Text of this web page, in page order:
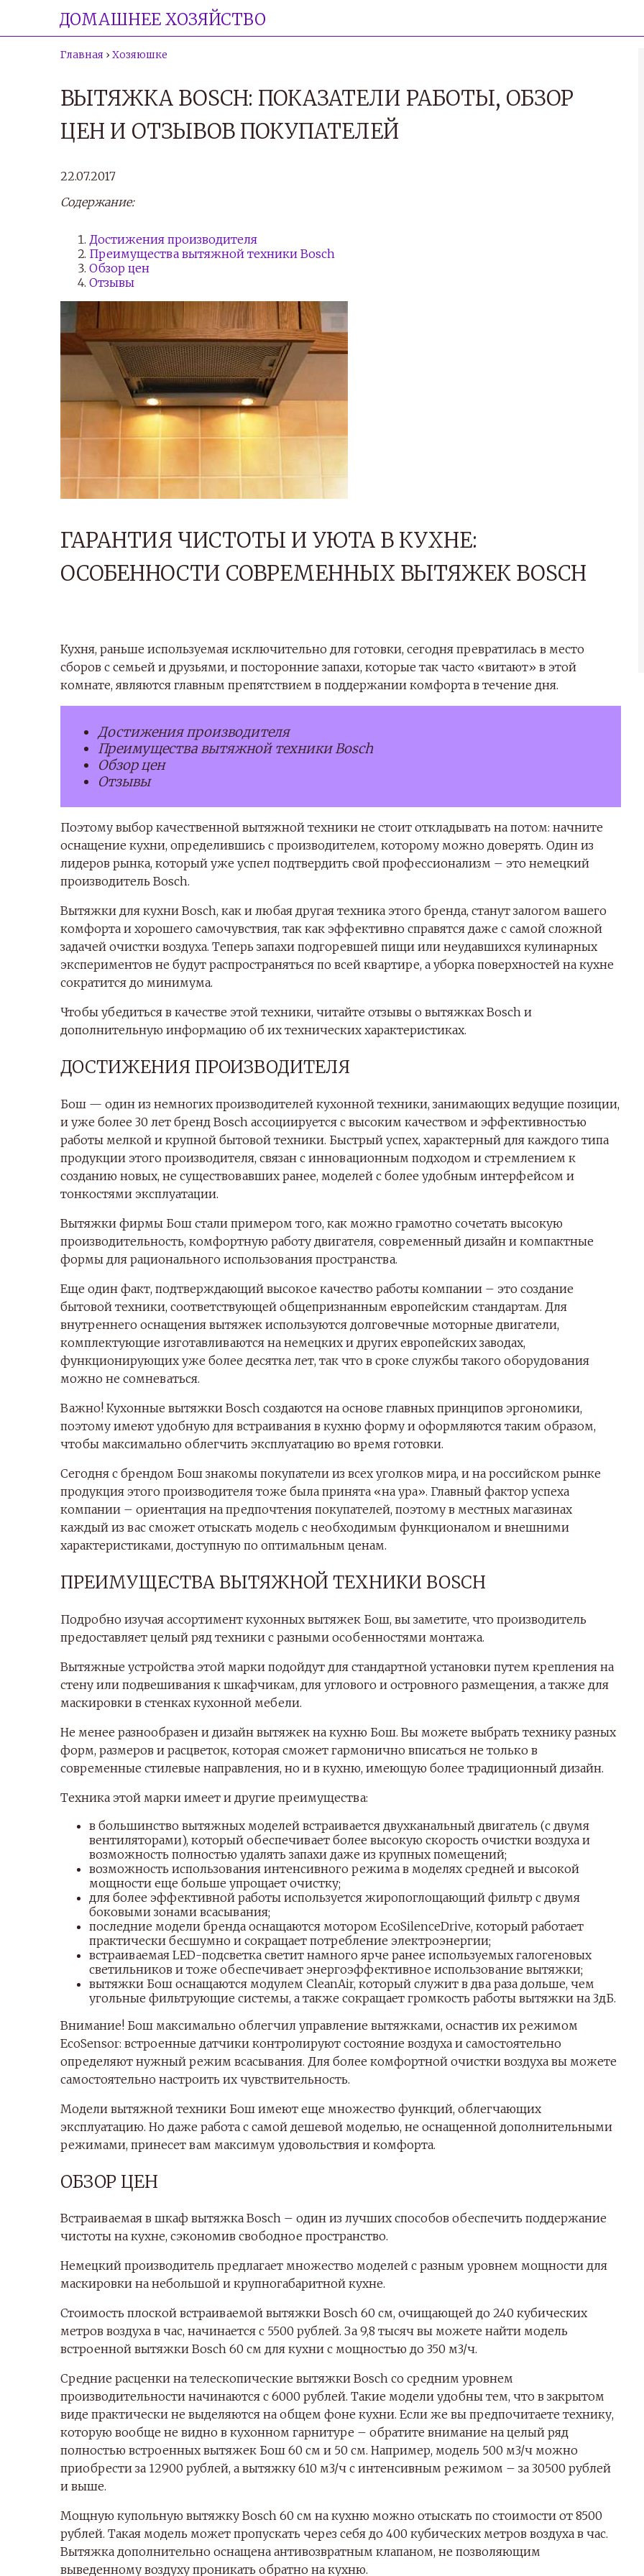
ДОМАШНЕЕ ХОЗЯЙСТВО
Главная › Хозяюшке
ВЫТЯЖКА BOSCH: ПОКАЗАТЕЛИ РАБОТЫ, ОБЗОР
ЦЕН И ОТЗЫВОВ ПОКУПАТЕЛЕЙ
22.07.2017
Содержание:
Достижения производителя
Преимущества вытяжной техники Bosch
Обзор цен
Отзывы
ГАРАНТИЯ ЧИСТОТЫ И УЮТА В КУХНЕ:
ОСОБЕННОСТИ СОВРЕМЕННЫХ ВЫТЯЖЕК BOSCH
Кухня, раньше используемая исключительно для готовки, сегодня превратилась в место
сборов с семьей и друзьями, и посторонние запахи, которые так часто «витают» в этой
комнате, являются главным препятствием в поддержании комфорта в течение дня.
Достижения производителя
Преимущества вытяжной техники Bosch
Обзор цен
Отзывы
Поэтому выбор качественной вытяжной техники не стоит откладывать на потом: начните
оснащение кухни, определившись с производителем, которому можно доверять. Один из
лидеров рынка, который уже успел подтвердить свой профессионализм – это немецкий
производитель Bosch.
Вытяжки для кухни Bosch, как и любая другая техника этого бренда, станут залогом вашего
комфорта и хорошего самочувствия, так как эффективно справятся даже с самой сложной
задачей очистки воздуха. Теперь запахи подгоревшей пищи или неудавшихся кулинарных
экспериментов не будут распространяться по всей квартире, а уборка поверхностей на кухне
сократится до минимума.
Чтобы убедиться в качестве этой техники, читайте отзывы о вытяжках Bosch и
дополнительную информацию об их технических характеристиках.
ДОСТИЖЕНИЯ ПРОИЗВОДИТЕЛЯ
Бош — один из немногих производителей кухонной техники, занимающих ведущие позиции,
и уже более 30 лет бренд Bosch ассоциируется с высоким качеством и эффективностью
работы мелкой и крупной бытовой техники. Быстрый успех, характерный для каждого типа
продукции этого производителя, связан с инновационным подходом и стремлением к
созданию новых, не существовавших ранее, моделей с более удобным интерфейсом и
тонкостями эксплуатации.
Вытяжки фирмы Бош стали примером того, как можно грамотно сочетать высокую
производительность, комфортную работу двигателя, современный дизайн и компактные
формы для рационального использования пространства.
Еще один факт, подтверждающий высокое качество работы компании – это создание
бытовой техники, соответствующей общепризнанным европейским стандартам. Для
внутреннего оснащения вытяжек используются долговечные моторные двигатели,
комплектующие изготавливаются на немецких и других европейских заводах,
функционирующих уже более десятка лет, так что в сроке службы такого оборудования
можно не сомневаться.
Важно! Кухонные вытяжки Bosch создаются на основе главных принципов эргономики,
поэтому имеют удобную для встраивания в кухню форму и оформляются таким образом,
чтобы максимально облегчить эксплуатацию во время готовки.
Сегодня с брендом Бош знакомы покупатели из всех уголков мира, и на российском рынке
продукция этого производителя тоже была принята «на ура». Главный фактор успеха
компании – ориентация на предпочтения покупателей, поэтому в местных магазинах
каждый из вас сможет отыскать модель с необходимым функционалом и внешними
характеристиками, доступную по оптимальным ценам.
ПРЕИМУЩЕСТВА ВЫТЯЖНОЙ ТЕХНИКИ BOSCH
Подробно изучая ассортимент кухонных вытяжек Бош, вы заметите, что производитель
предоставляет целый ряд техники с разными особенностями монтажа.
Вытяжные устройства этой марки подойдут для стандартной установки путем крепления на
стену или подвешивания к шкафчикам, для углового и островного размещения, а также для
маскировки в стенках кухонной мебели.
Не менее разнообразен и дизайн вытяжек на кухню Бош. Вы можете выбрать технику разных
форм, размеров и расцветок, которая сможет гармонично вписаться не только в
современные стилевые направления, но и в кухню, имеющую более традиционный дизайн.
Техника этой марки имеет и другие преимущества:
в большинство вытяжных моделей встраивается двухканальный двигатель (с двумя
вентиляторами), который обеспечивает более высокую скорость очистки воздуха и
возможность полностью удалять запахи даже из крупных помещений;
возможность использования интенсивного режима в моделях средней и высокой
мощности еще больше упрощает очистку;
для более эффективной работы используется жиропоглощающий фильтр с двумя
боковыми зонами всасывания;
последние модели бренда оснащаются мотором EcoSilenceDrive, который работает
практически бесшумно и сокращает потребление электроэнергии;
встраиваемая LED-подсветка светит намного ярче ранее используемых галогеновых
светильников и тоже обеспечивает энергоэффективное использование вытяжки;
вытяжки Бош оснащаются модулем CleanAir, который служит в два раза дольше, чем
угольные фильтрующие системы, а также сокращает громкость работы вытяжки на 3дБ.
Внимание! Бош максимально облегчил управление вытяжками, оснастив их режимом
EcoSensor: встроенные датчики контролируют состояние воздуха и самостоятельно
определяют нужный режим всасывания. Для более комфортной очистки воздуха вы можете
самостоятельно настроить их чувствительность.
Модели вытяжной техники Бош имеют еще множество функций, облегчающих
эксплуатацию. Но даже работа с самой дешевой моделью, не оснащенной дополнительными
режимами, принесет вам максимум удовольствия и комфорта.
ОБЗОР ЦЕН
Встраиваемая в шкаф вытяжка Bosch – один из лучших способов обеспечить поддержание
чистоты на кухне, сэкономив свободное пространство.
Немецкий производитель предлагает множество моделей с разным уровнем мощности для
маскировки на небольшой и крупногабаритной кухне.
Стоимость плоской встраиваемой вытяжки Bosch 60 см, очищающей до 240 кубических
метров воздуха в час, начинается с 5500 рублей. За 9,8 тысяч вы можете найти модель
встроенной вытяжки Bosch 60 см для кухни с мощностью до 350 м3/ч.
Средние расценки на телескопические вытяжки Bosch со средним уровнем
производительности начинаются с 6000 рублей. Такие модели удобны тем, что в закрытом
виде практически не выделяются на общем фоне кухни. Если же вы предпочитаете технику,
которую вообще не видно в кухонном гарнитуре – обратите внимание на целый ряд
полностью встроенных вытяжек Бош 60 см и 50 см. Например, модель 500 м3/ч можно
приобрести за 12900 рублей, а вытяжку 610 м3/ч с интенсивным режимом – за 30500 рублей
и выше.
Мощную купольную вытяжку Bosch 60 см на кухню можно отыскать по стоимости от 8500
рублей. Такая модель может пропускать через себя до 400 кубических метров воздуха в час.
Вытяжка дополнительно оснащена антивозвратным клапаном, не позволяющим
выведенному воздуху проникать обратно на кухню.